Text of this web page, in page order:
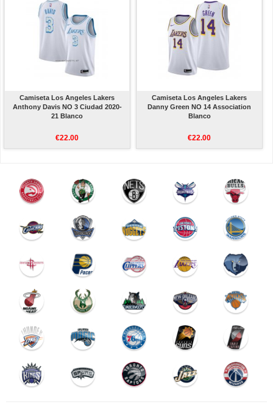
Camiseta Los Angeles Lakers
Anthony Davis NO 3 Ciudad 2020-
21 Blanco
€22.00
Camiseta Los Angeles Lakers
Danny Green NO 14 Association
Blanco
€22.00